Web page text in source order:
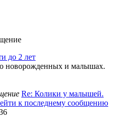
до 2 лет
новорожденных и малышах.
Re: Колики у малышей.
к последнему сообщению